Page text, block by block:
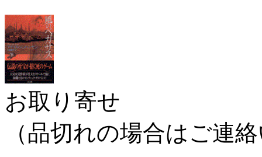
お取り寄せ
（品切れの場合はご連